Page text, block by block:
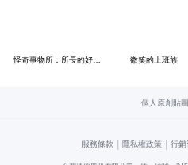
微笑的上班族
個人原創貼
服務條款 | 隱私權政策 | 行銷